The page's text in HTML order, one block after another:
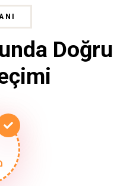
Doğru